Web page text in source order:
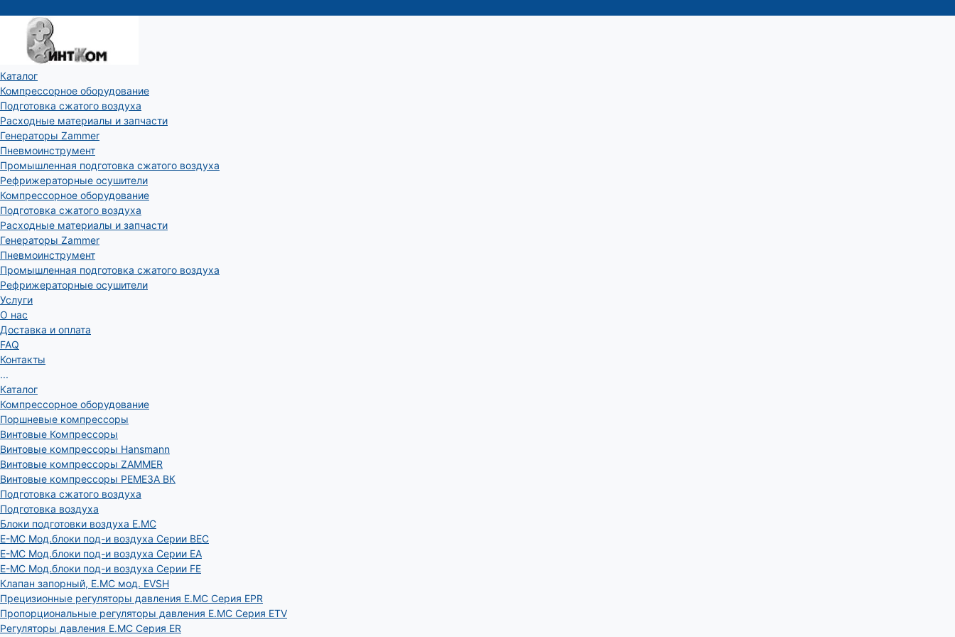
Каталог
Компрессорное оборудование
Подготовка сжатого воздуха
Расходные материалы и запчасти
Генераторы Zammer
Пневмоинструмент
Промышленная подготовка сжатого воздуха
Рефрижераторные осушители
Компрессорное оборудование
Подготовка сжатого воздуха
Расходные материалы и запчасти
Генераторы Zammer
Пневмоинструмент
Промышленная подготовка сжатого воздуха
Рефрижераторные осушители
Услуги
О нас
Доставка и оплата
FAQ
Контакты
...
Каталог
Компрессорное оборудование
Поршневые компрессоры
Винтовые Компрессоры
Винтовые компрессоры Hansmann
Винтовые компрессоры ZAMMER
Винтовые компрессоры РЕМЕЗА ВК
Подготовка сжатого воздуха
Подготовка воздуха
Блоки подготовки воздуха E.MC
E-MC Мод.блоки под-и воздуха Серии BEC
E-MC Мод.блоки под-и воздуха Серии EA
E-MC Мод.блоки под-и воздуха Серии FE
Клапан запорный, E.MC мод. EVSH
Прецизионные регуляторы давления E.MC Серия EPR
Пропорциональные регуляторы давления E.MC Серия ETV
Регуляторы давления E.MC Серия ER